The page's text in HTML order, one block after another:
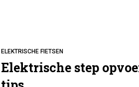
ELEKTRISCHE FIETSEN
Elektrische step